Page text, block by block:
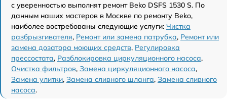
с уверенностью выполнят ремонт Beko DSFS 1530 S. По
данным наших мастеров в Москве по ремонту Beko,
наиболее востребованы следующие услуги: Чистка
разбрызгивателя, Ремонт или замена патрубка, Ремонт или
замена дозатора моющих средств, Регулировка
прессостата, Разблокировка циркуляционного насоса,
Очистка фильтров, Замена циркуляционного насоса,
Замена улитки, Замена сливного шланга, Замена сливного
насоса.